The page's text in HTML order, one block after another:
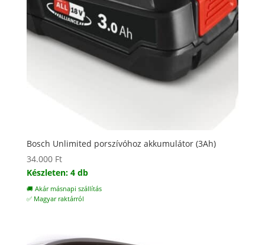
Bosch Unlimited porszívóhoz akkumulátor (3Ah)
34.000 Ft
Készleten: 4 db
🚚 Akár másnapi szállítás
✅ Magyar raktárról